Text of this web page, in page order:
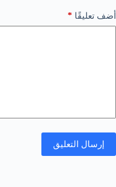
أضف تعليقًا *
إرسال التعليق